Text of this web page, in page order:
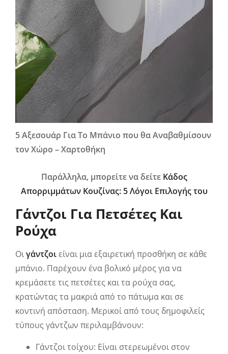
5 Αξεσουάρ Για Το Μπάνιο που θα Αναβαθμίσουν
τον Χώρο – Χαρτοθήκη
Παράλληλα, μπορείτε να δείτε Κάδος
Απορριμμάτων Κουζίνας: 5 Λόγοι Επιλογής του
Γάντζοι Για Πετσέτες Και
Ρούχα
Οιγάντζοιείναι μια εξαιρετική προσθήκη σε κάθε
μπάνιο. Παρέχουν ένα βολικό μέρος για να
κρεμάσετε τις πετσέτες και τα ρούχα σας,
κρατώντας τα μακριά από το πάτωμα και σε
κοντινή απόσταση. Μερικοί από τους δημοφιλείς
τύπους γάντζων περιλαμβάνουν:
Γάντζοι τοίχου: Είναι στερεωμένοι στον